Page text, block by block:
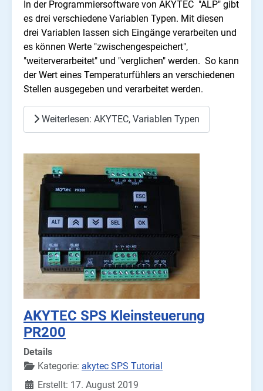
In der Programmiersoftware von AKYTEC "ALP" gibt
es drei verschiedene Variablen Typen. Mit diesen
drei Variablen lassen sich Eingänge verarbeiten und
es können Werte "zwischengespeichert",
"weiterverarbeitet" und "verglichen" werden. So kann
der Wert eines Temperaturfühlers an verschiedenen
Stellen ausgegeben und verarbeitet werden.
Weiterlesen: AKYTEC, Variablen Typen
AKYTEC SPS Kleinsteuerung
PR200
Details
Kategorie: akytec SPS Tutorial
Erstellt: 17. August 2019